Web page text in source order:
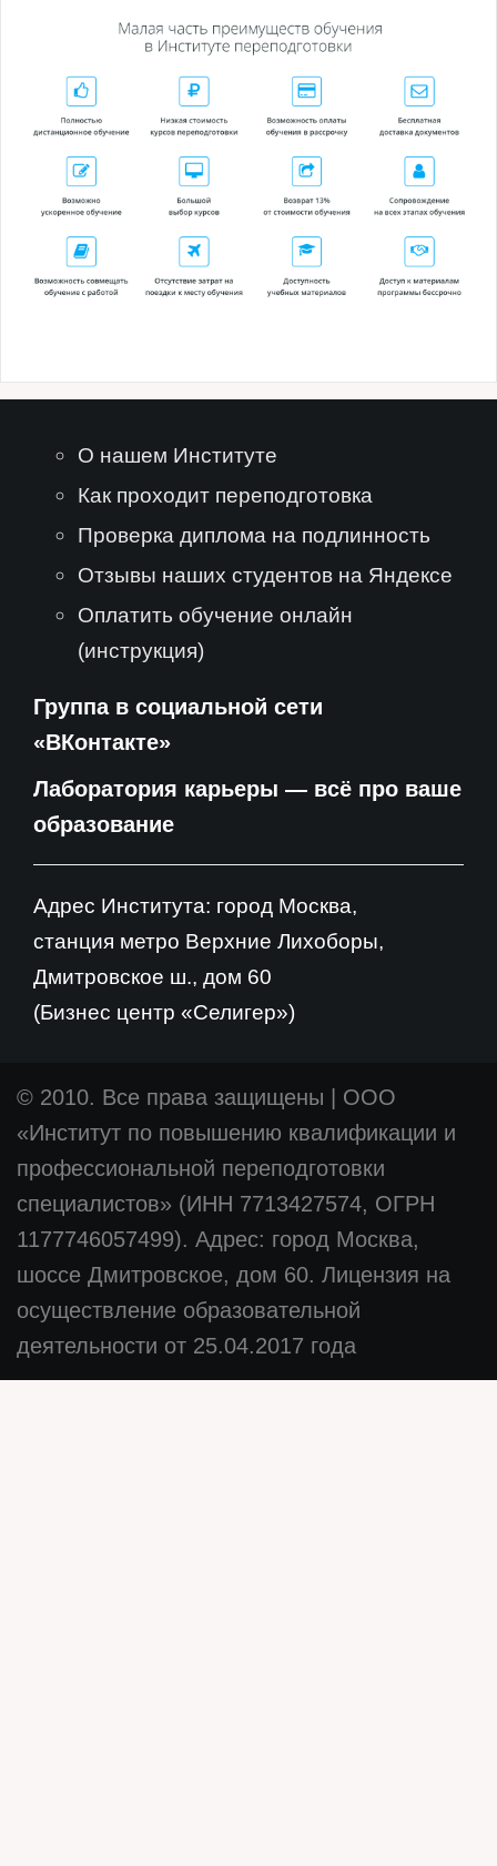
О нашем Институте
Как проходит переподготовка
Проверка диплома на подлинность
Отзывы наших студентов на Яндексе
Оплатить обучение онлайн
(инструкция)
Группа в социальной сети
«ВКонтакте»
Лаборатория карьеры — всё про ваше
образование
Адрес Института: город Москва,
станция метро Верхние Лихоборы,
Дмитровское ш., дом 60
(Бизнес центр «Селигер»)
© 2010. Все права защищены
ООО
«Институт по повышению квалификации и
профессиональной переподготовки
специалистов» (ИНН 7713427574, ОГРН
1177746057499). Адрес: город Москва,
шоссе Дмитровское, дом 60. Лицензия на
осуществление образовательной
деятельности от 25.04.2017 года